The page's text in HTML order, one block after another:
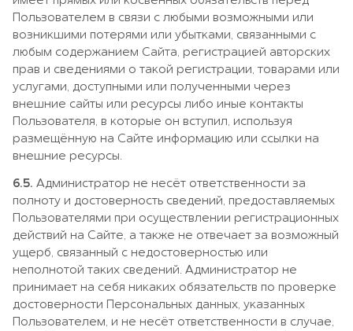
Пользователем в связи с любыми возможными или
возникшими потерями или убытками, связанными с
любым содержанием Сайта, регистрацией авторских
прав и сведениями о такой регистрации, товарами или
услугами, доступными или полученными через
внешние сайты или ресурсы либо иные контакты
Пользователя, в которые он вступил, используя
размещённую на Сайте информацию или ссылки на
внешние ресурсы.
6.5. Администратор не несёт ответственности за
полноту и достоверность сведений, предоставляемых
Пользователями при осуществлении регистрационных
действий на Сайте, а также не отвечает за возможный
ущерб, связанный с недостоверностью или
неполнотой таких сведений. Администратор не
принимает на себя никаких обязательств по проверке
достоверности Персональных данных, указанных
Пользователем, и не несёт ответственности в случае,